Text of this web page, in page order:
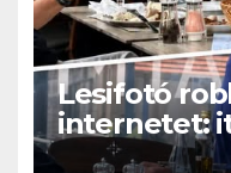
Lesifotó
internetet:
eltűnt